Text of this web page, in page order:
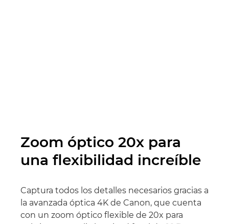
Zoom óptico 20x para
una flexibilidad increíble
Captura todos los detalles necesarios gracias a
la avanzada óptica 4K de Canon, que cuenta
con un zoom óptico flexible de 20x para